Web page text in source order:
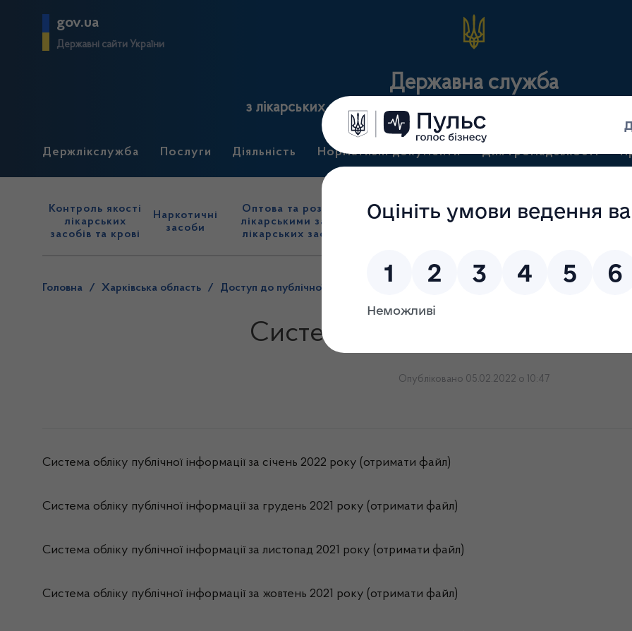
gov.ua
Державні сайти України
Державна служба
з лікарських засобів та контролю за наркотиками у
Держлікслужба Послуги Діяльність Нормативні документи Для громадськості
Контроль якості
лікарських
засобів та крові
Наркотичні
засоби
Оптова та роздрібна торгівля
лікарськими засобами, імпорт
лікарських засобів (крім АФІ)
Державний
нагляд
виробництва
Головна / Харківська область / Доступ до публічної інформації
Система обліку публічної
Опубліковано 05.02.2022 о 10:47
Система обліку публічної інформації за січень 2022 року (отримати файл)
Система обліку публічної інформації за грудень 2021 року (отримати файл)
Система обліку публічної інформації за листопад 2021 року (отримати файл)
Система обліку публічної інформації за жовтень 2021 року (отримати файл)